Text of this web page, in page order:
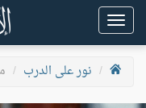
Toggle
navigation
نور على الدرب